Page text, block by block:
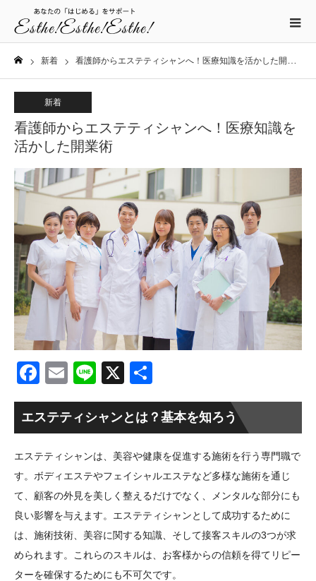
新着 看護師からエステティシャンへ！医療知識を活かした開業術
新着
看護師からエステティシャンへ！医療知識を
活かした開業術
Facebook
EmailLine
X
有
エステティシャンとは？基本を知ろう
エステティシャンは、美容や健康を促進する施術を行う専門職で
す。ボディエステやフェイシャルエステなど多様な施術を通じ
て、顧客の外見を美しく整えるだけでなく、メンタルな部分にも
良い影響を与えます。エステティシャンとして成功するために
は、施術技術、美容に関する知識、そして接客スキルの3つが求
められます。これらのスキルは、お客様からの信頼を得てリピー
ターを確保するためにも不可欠です。